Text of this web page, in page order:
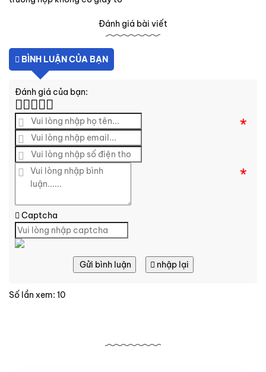
Đánh giá bài viết
BÌNH LUẬN CỦA BẠN
Đánh giá của bạn:
*
*
Captcha
Gửi bình luận nhập lại
Số lần xem: 10